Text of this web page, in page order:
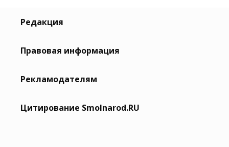
Редакция
Правовая информация
Рекламодателям
Цитирование Smolnarod.RU